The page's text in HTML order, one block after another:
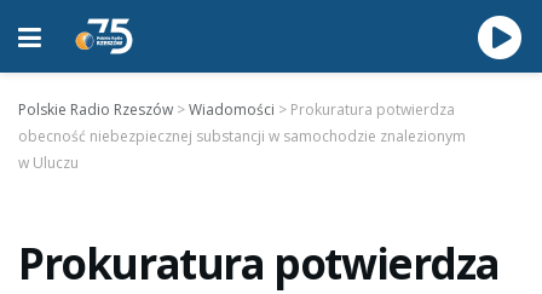
Polskie Radio Rzeszów >Wiadomości > Prokuratura potwierdza
obecność niebezpiecznej substancji w samochodzie znalezionym
w Uluczu
Prokuratura potwierdza